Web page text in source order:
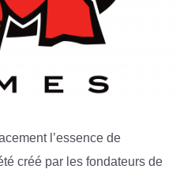
l’essence de
créé par les fondateurs de